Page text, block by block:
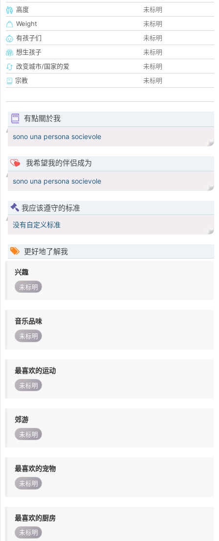
高度
未标明
Weight
未标明
有孩子们
未标明
想生孩子
未标明
改变城市/国家的爱
未标明
宗教
未标明
有點關於我
sono una persona socievole
我希望我的伴侣成为
sono una persona socievole
我应该遵守的标准
没有自定义标准
更好地了解我
兴趣
未标明
音乐品味
未标明
最喜欢的运动
未标明
郊游
未标明
最喜欢的宠物
未标明
最喜欢的厨房
未标明